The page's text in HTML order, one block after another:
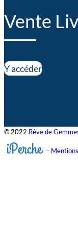
Vente
Y accéder
© 2022 Rêve de
iPerche –